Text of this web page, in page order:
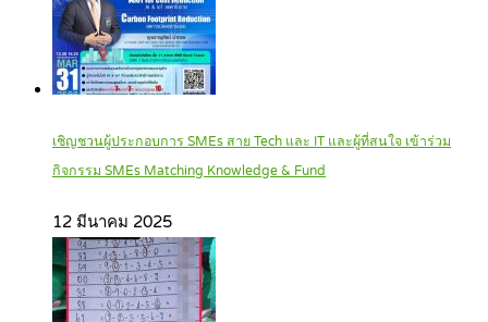
เชิญชวนผู้ประกอบการ SMEs สาย Tech และ IT และผู้ที่สนใจ เข้าร่วม
กิจกรรม SMEs Matching Knowledge & Fund
12 มีนาคม 2025